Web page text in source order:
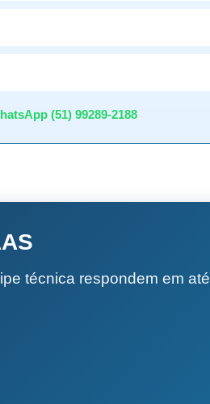
(51) 99289-2188
técnica respondem em